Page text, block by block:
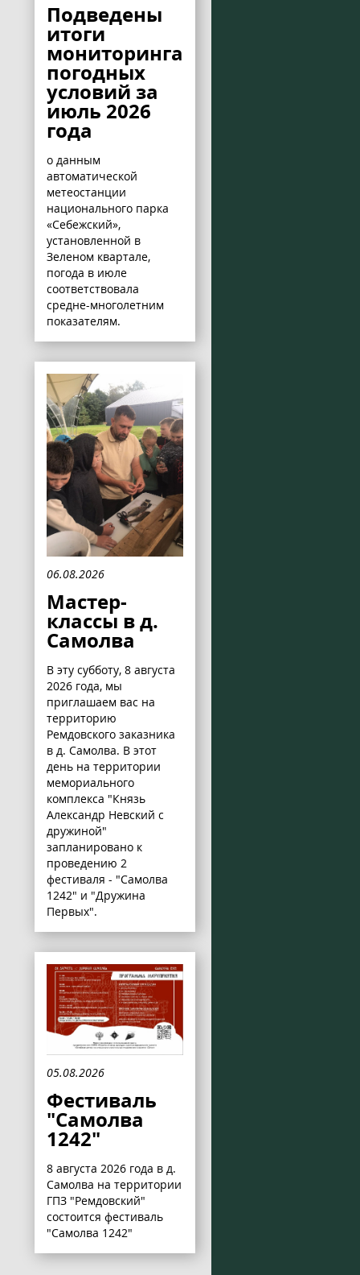
Подведены
итоги
мониторинга
погодных
условий за
июль 2026
года
о данным
автоматической
метеостанции
национального парка
«Себежский»,
установленной в
Зеленом квартале,
погода в июле
соответствовала
средне-многолетним
показателям.
06.08.2026
Мастер-
классы в д.
Самолва
В эту субботу, 8 августа
2026 года, мы
приглашаем вас на
территорию
Ремдовского заказника
в д. Самолва. В этот
день на территории
мемориального
комплекса "Князь
Александр Невский с
дружиной"
запланировано к
проведению 2
фестиваля - "Самолва
1242" и "Дружина
Первых".
05.08.2026
Фестиваль
"Самолва
1242"
8 августа 2026 года в д.
Самолва на территории
ГПЗ "Ремдовский"
состоится фестиваль
"Самолва 1242"